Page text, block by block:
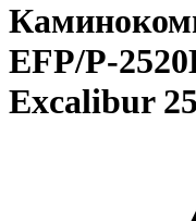
EFP/P-
Excalibur